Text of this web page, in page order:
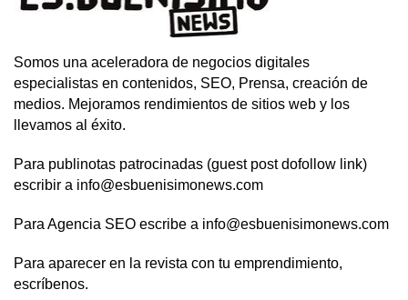
Somos una aceleradora de negocios digitales
especialistas en contenidos, SEO, Prensa, creación de
medios. Mejoramos rendimientos de sitios web y los
llevamos al éxito.
Para publinotas patrocinadas (guest post dofollow link)
escribir a info@esbuenisimonews.com
Para Agencia SEO escribe a info@esbuenisimonews.com
Para aparecer en la revista con tu emprendimiento,
escríbenos.